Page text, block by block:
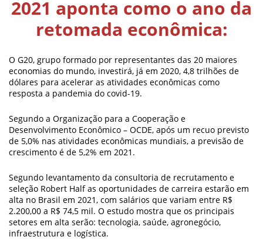
2021 aponta como o ano da
retomada econômica:
O G20, grupo formado por representantes das 20 maiores
economias do mundo, investirá, já em 2020, 4,8 trilhões de
dólares para acelerar as atividades econômicas como
resposta a pandemia do covid-19.
Segundo a Organização para a Cooperação e
Desenvolvimento Econômico – OCDE, após um recuo previsto
de 5,0% nas atividades econômicas mundiais, a previsão de
crescimento é de 5,2% em 2021.
Segundo levantamento da consultoria de recrutamento e
seleção Robert Half as oportunidades de carreira estarão em
alta no Brasil em 2021, com salários que variam entre R$
2.200,00 a R$ 74,5 mil. O estudo mostra que os principais
setores em alta serão: tecnologia, saúde, agronegócio,
infraestrutura e logística.